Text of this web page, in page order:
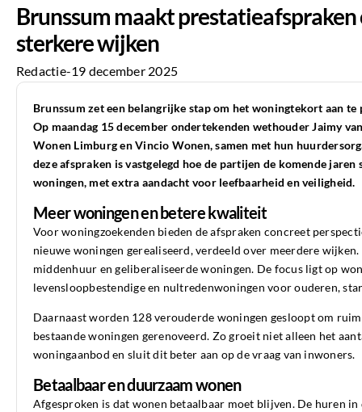
Brunssum maakt
sterkere wijken
Redactie-19 december 2025
Brunssum zet een belangrijke stap om het woningtekort aan
Op maandag 15 december ondertekenden wethouderJaimy
Wonen LimburgenVincio Wonen, samen met hun
deze afspraken is vastgelegd hoe de partijen de komende
woningen, met extra aandacht voor leefbaarheid en veiligheid.
Meer woningen en betere kwaliteit
Voor woningzoekenden bieden de afspraken concreet
nieuwe woningen gerealiseerd, verdeeld over meerdere
middenhuur en geliberaliseerde woningen. De focus ligt op
levensloopbestendige en nultredenwoningen voor ouderen,
Daarnaast worden 128 verouderde woningen gesloopt om
bestaande woningen gerenoveerd. Zo groeit niet alleen het
woningaanbod en sluit dit beter aan op de vraag van inwoners.
Betaalbaar en duurzaam wonen
Afgesproken is dat wonen betaalbaar moet blijven. De huren